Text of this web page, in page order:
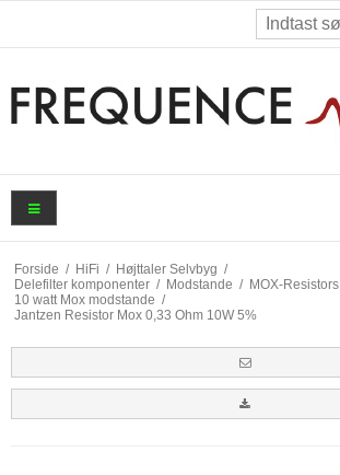
Forside / HiFi / Højttaler Selvbyg /
Delefilter komponenter / Modstande / MOX-Resistors
10 watt Mox modstande /
Jantzen Resistor Mox 0,33 Ohm 10W 5%